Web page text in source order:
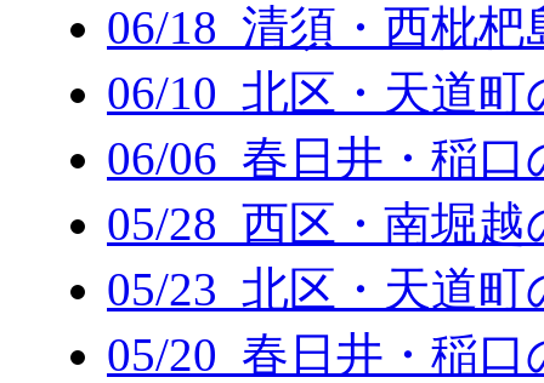
06/18 清須・西枇杷
06/10 北区・天道町
06/06 春日井・稲口
05/28 西区・南堀
05/23 北区・天道町
05/20 春日井・稲口